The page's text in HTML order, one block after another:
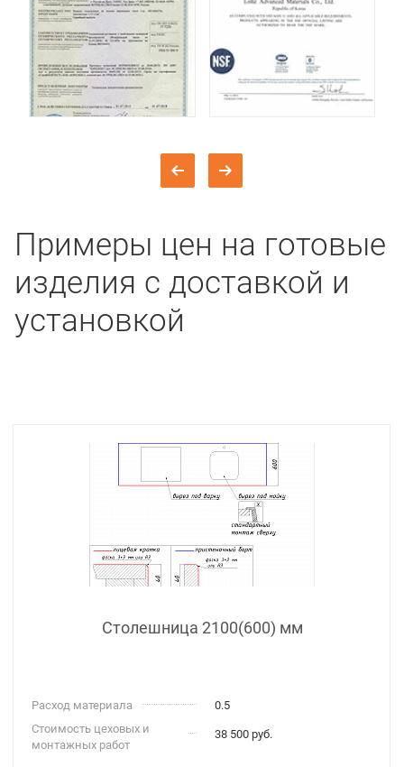
Примеры цен на готовые
изделия с доставкой и
установкой
Столешница 2100(600) мм
Расход материала
0.5
Стоимость цеховых и
монтажных работ
38 500 руб.